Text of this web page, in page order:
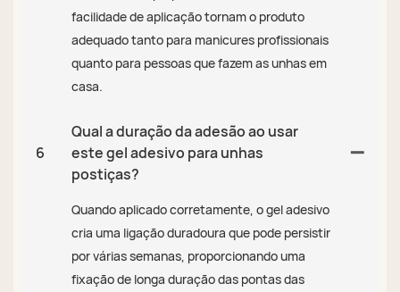
facilidade de aplicação tornam o produto
adequado tanto para manicures profissionais
quanto para pessoas que fazem as unhas em
casa.
6
Qual a duração da adesão ao usar
este gel adesivo para unhas
postiças?
Quando aplicado corretamente, o gel adesivo
cria uma ligação duradoura que pode persistir
por várias semanas, proporcionando uma
fixação de longa duração das pontas das